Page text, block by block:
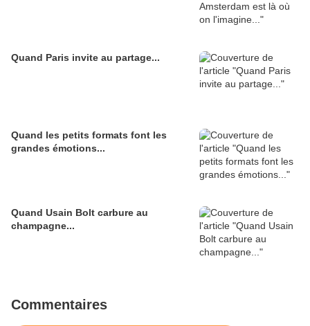
Quand Paris invite au partage...
Quand les petits formats font les
grandes émotions...
Quand Usain Bolt carbure au
champagne...
Commentaires